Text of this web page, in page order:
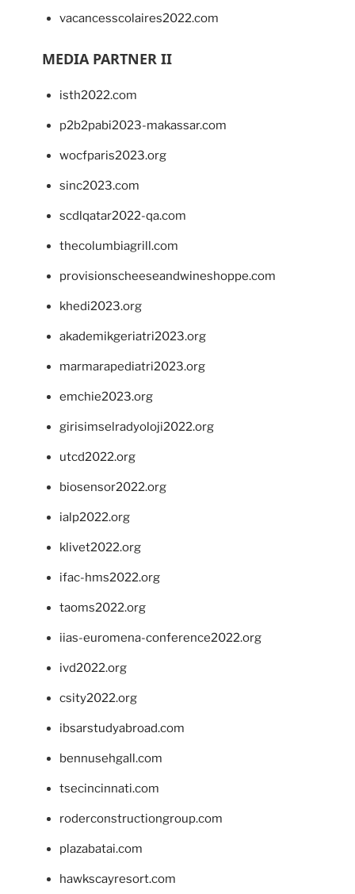
vacancesscolaires2022.com
MEDIA PARTNER II
isth2022.com
p2b2pabi2023-makassar.com
wocfparis2023.org
sinc2023.com
scdlqatar2022-qa.com
thecolumbiagrill.com
provisionscheeseandwineshoppe.com
khedi2023.org
akademikgeriatri2023.org
marmarapediatri2023.org
emchie2023.org
girisimselradyoloji2022.org
utcd2022.org
biosensor2022.org
ialp2022.org
klivet2022.org
ifac-hms2022.org
taoms2022.org
iias-euromena-conference2022.org
ivd2022.org
csity2022.org
ibsarstudyabroad.com
bennusehgall.com
tsecincinnati.com
roderconstructiongroup.com
plazabatai.com
hawkscayresort.com